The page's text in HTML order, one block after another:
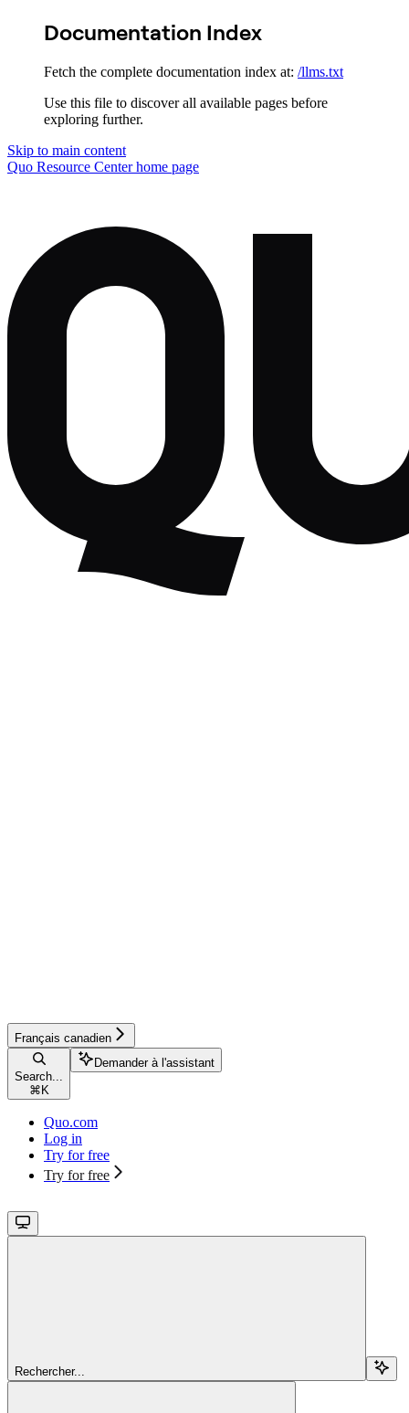
Documentation Index
Fetch the complete documentation index at: /llms.txt
Use this file to discover all available pages before
exploring further.
Skip to main content
Quo Resource Centerhome page
Français canadien
Search...
⌘ K
Demander à l'assistant
Quo.com
Log in
Try for free
Try for free
Rechercher...